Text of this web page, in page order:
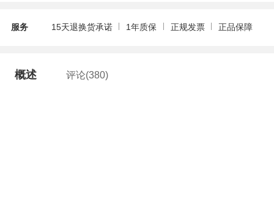
服务 15天退换货承诺 1年质保 正规发票 正品保障
概述 评论(380)